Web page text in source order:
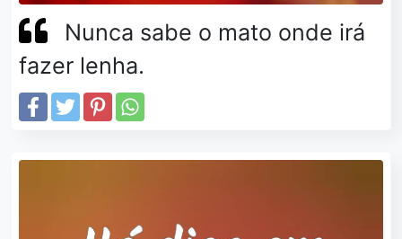
Nunca sabe o mato onde irá
fazer lenha.